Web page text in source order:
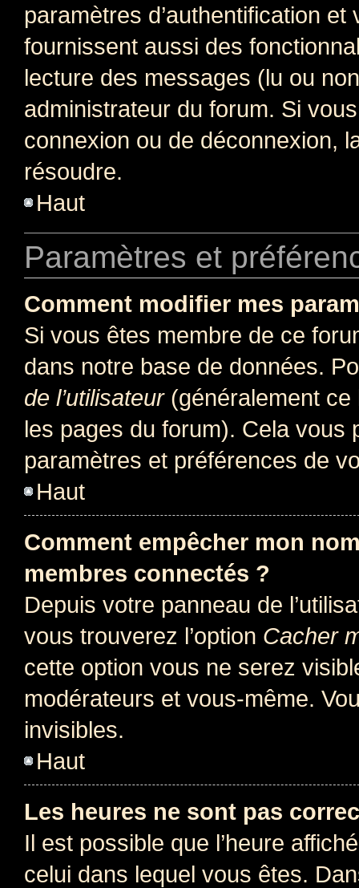
paramètres d’authentification
fournissent aussi des
lecture des messages (lu ou
administrateur du forum. Si
connexion ou de déconnexion,
résoudre.
Haut
Paramètres et
Comment modifier mes
Si vous êtes membre de ce
dans notre base de données.
de l’utilisateur(généralement ce
les pages du forum). Cela vous
paramètres et préférences de
Haut
Comment empêcher mon
membres connectés ?
Depuis votre panneau de
vous trouverez l’option Cacher
cette option vous ne serez
modérateurs et vous-même.
invisibles.
Haut
Les heures ne sont pas
Il est possible que l’heure
celui dans lequel vous êtes.